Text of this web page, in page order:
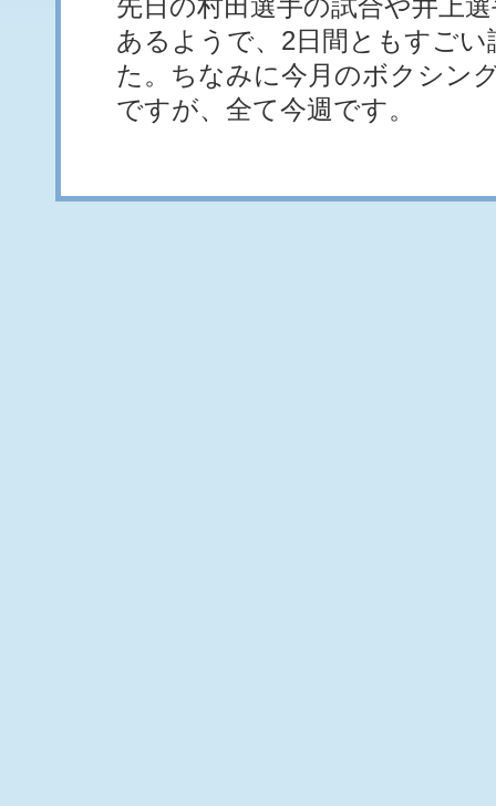
先日の村田選手の試合や井上
あるようで、2日間ともすご
た。ちなみに今月のボクシン
ですが、全て今週です。